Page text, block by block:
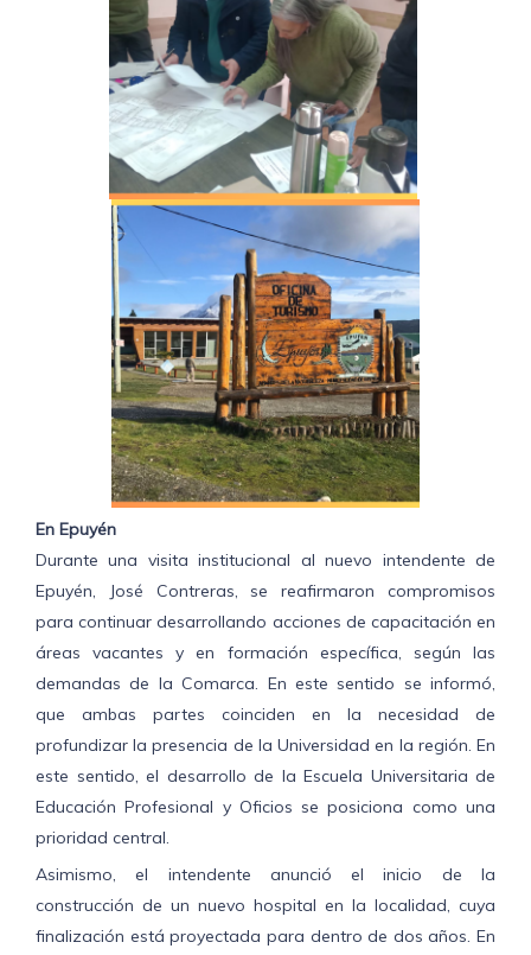
En Epuyén
Durante una visita institucional al nuevo intendente de
Epuyén, José Contreras, se reafirmaron compromisos
para continuar desarrollando acciones de capacitación en
áreas vacantes y en formación específica, según las
demandas de la Comarca. En este sentido se informó,
que ambas partes coinciden en la necesidad de
profundizar la presencia de la Universidad en la región. En
este sentido, el desarrollo de la Escuela Universitaria de
Educación Profesional y Oficios se posiciona como una
prioridad central.
Asimismo, el intendente anunció el inicio de la
construcción de un nuevo hospital en la localidad, cuya
finalización está proyectada para dentro de dos años. En